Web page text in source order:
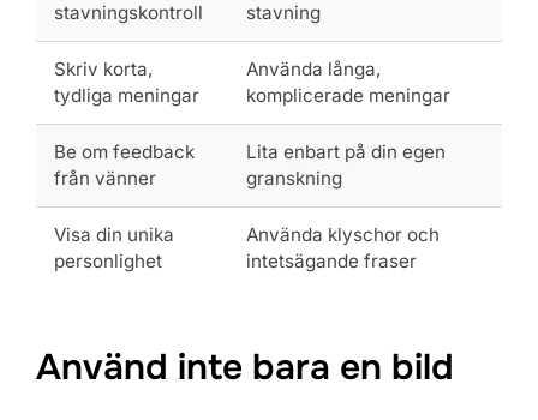
stavningskontroll
stavning
Skriv korta,
tydliga meningar
Använda långa,
komplicerade meningar
Be om feedback
från vänner
Lita enbart på din egen
granskning
Visa din unika
personlighet
Använda klyschor och
intetsägande fraser
Använd inte bara en bild